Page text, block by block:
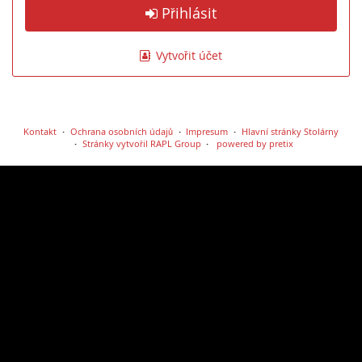
Přihlásit
Vytvořit účet
Kontakt Ochrana osobních údajů Impresum
Hlavní stránky Stolárny
Stránky vytvořil RAPL Group
powered by pretix